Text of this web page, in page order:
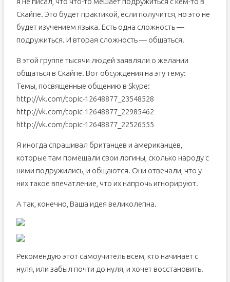
Скайпе. Это будет практикой, если получится, но это не
будет изучением языка. Есть одна сложность —
подружиться. И вторая сложность — общаться.
В этой группе тысячи людей заявляли о желании
общаться в Скайпе. Вот обсуждения на эту тему:
Темы, посвященные общению в Skype:
http://vk.com/topic-12648877_23548528
http://vk.com/topic-12648877_22985462
http://vk.com/topic-12648877_22526555
Я иногда спрашивал британцев и американцев,
которые там помещали свои логины, сколько народу с
ними подружились, и общаются. Они отвечали, что у
них такое впечатление, что их напрочь игнорируют.
А так, конечно, Ваша идея великолепна.
Рекомендую этот самоучитель всем, кто начинает с
нуля, или забыл почти до нуля, и хочет восстановить.